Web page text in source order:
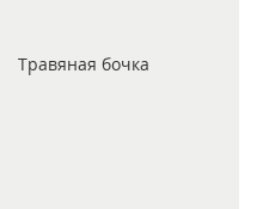
Травяная бочка